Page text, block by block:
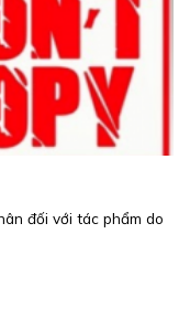
đối với tác phẩm do